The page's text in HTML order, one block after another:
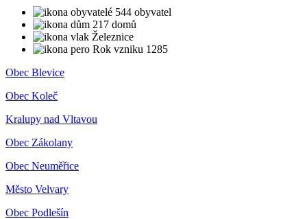
544 obyvatel
217 domů
Železnice
Rok vzniku 1285
Obec Blevice
Obec Koleč
Kralupy nad Vltavou
Obec Zákolany
Obec Neuměřice
Město Velvary
Obec Podlešín